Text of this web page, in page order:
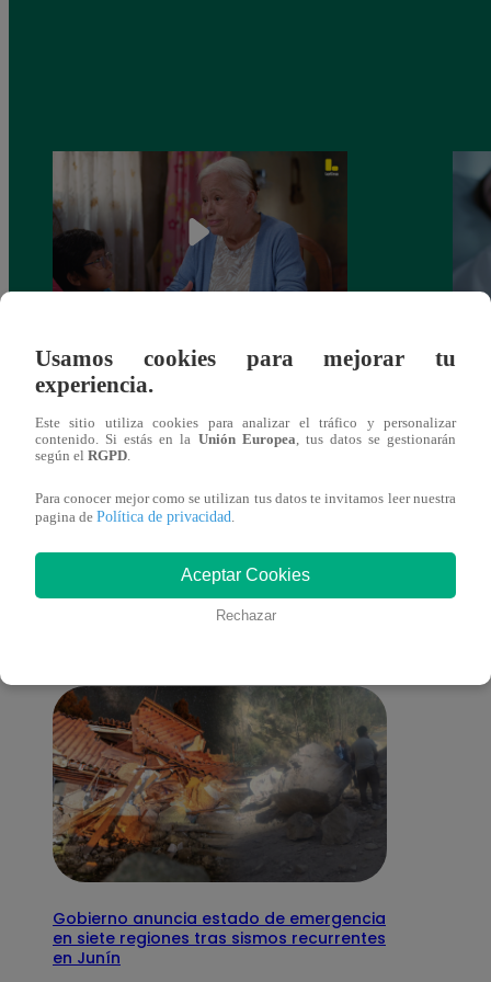
Valentina Valiente capítulo 43: ¡Dolores
toma una difícil decisión por el futuro de
También te puede
interesar
Gobierno anuncia estado de emergencia
en siete regiones tras sismos recurrentes
en Junín
Usamos cookies para mejorar tu
experiencia.
Este sitio utiliza cookies para analizar el tráfico y personalizar
contenido. Si estás en la Unión Europea, tus datos se gestionarán
según el RGPD.
Para conocer mejor como se utilizan tus datos te invitamos leer nuestra
pagina de Política de privacidad.
Aceptar Cookies
Rechazar